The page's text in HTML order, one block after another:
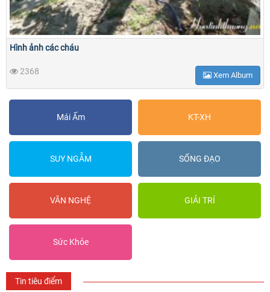
Hình ảnh các cháu
2368 Xem Album
Mái Ấm KT-XH
SUY NGẪM SỐNG ĐẠO
VĂN NGHỆ GIẢI TRÍ
Sức Khỏe
Tin tiêu điểm